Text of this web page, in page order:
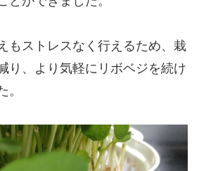
もストレスなく行えるため、栽
り、より気軽にリボベジを続け
。